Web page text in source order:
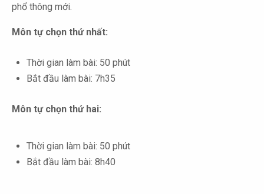
phổ thông mới.
Môn tự chọn thứ nhất:
Thời gian làm bài: 50 phút
Bắt đầu làm bài: 7h35
Môn tự chọn thứ hai:
Thời gian làm bài: 50 phút
Bắt đầu làm bài: 8h40